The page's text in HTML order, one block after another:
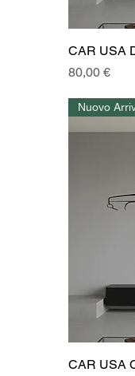
CAR USA
Prezzo
80,00 €
Nuovo
CAR USA